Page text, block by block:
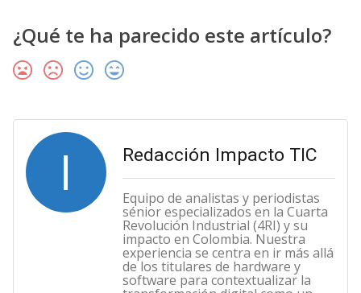
¿Qué te ha parecido este artículo?
I Redacción Impacto TIC
Equipo de analistas y periodistas
sénior especializados en la Cuarta
Revolución Industrial (4RI) y su
impacto en Colombia. Nuestra
experiencia se centra en ir más allá
de los titulares de hardware y
software para contextualizar la